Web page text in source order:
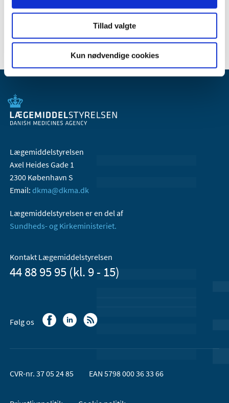
Tillad valgte
Kun nødvendige cookies
2006 (9)
Lægemiddelstyrelsen
Axel Heides Gade 1
2300 København S
Email: dkma@dkma.dk
Lægemiddelstyrelsen er en del af
Sundheds- og Kirkeministeriet.
Kontakt Lægemiddelstyrelsen
44 88 95 95 (kl. 9 - 15)
Følg os
CVR-nr. 37 05 24 85 EAN 5798 000 36 33 66